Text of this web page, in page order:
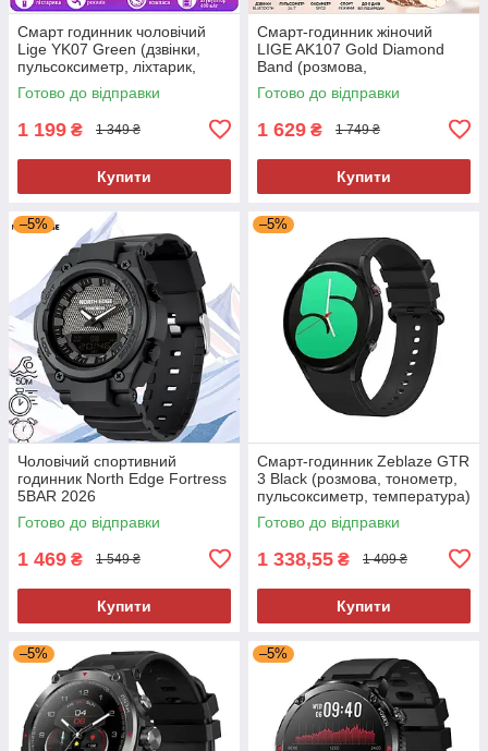
Смарт годинник чоловічий
Lige YK07 Green (дзвінки,
пульсоксиметр, ліхтарик,
компас)
Готово до відправки
1 199 ₴ 1 349 ₴
Купити
Смарт-годинник жіночий
LIGE AK107 Gold Diamond
Band (розмова,
пульсоксиметр) 2 ремінці
Готово до відправки
1 629 ₴ 1 749 ₴
Купити
–5%
Чоловічий спортивний
годинник North Edge Fortress
5BAR 2026
Готово до відправки
1 469 ₴ 1 549 ₴
Купити
–5%
Смарт-годинник Zeblaze GTR
3 Black (розмова, тонометр,
пульсоксиметр, температура)
Готово до відправки
1 338,55 ₴ 1 409 ₴
Купити
–5% –5%